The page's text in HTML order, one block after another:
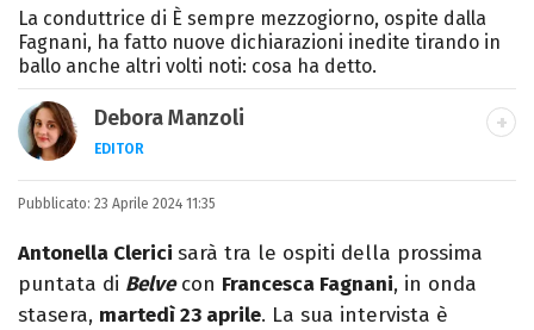
La conduttrice di È sempre mezzogiorno, ospite dalla
Fagnani, ha fatto nuove dichiarazioni inedite tirando in
ballo anche altri volti noti: cosa ha detto.
Debora Manzoli
EDITOR
LINKEDIN
INSTAGRAM FACEBOOK SITO
Scrittrice, copywriter, editor e pubblicista
mantovana, laureata in Lettere, Cinema e
Tv. Ha due libri all’attivo e ama la scrittura
alla follia.
Pubblicato: 23 Aprile 2024 11:35
Antonella Clerici sarà tra le ospiti della prossima
puntata di Belvecon Francesca Fagnani, in onda
stasera, martedì 23 aprile. La sua intervista è